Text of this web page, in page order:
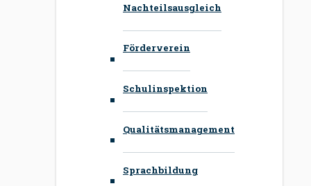
Nachteilsausgleich
Förderverein
Schulinspektion
Qualitätsmanagement
Sprachbildung